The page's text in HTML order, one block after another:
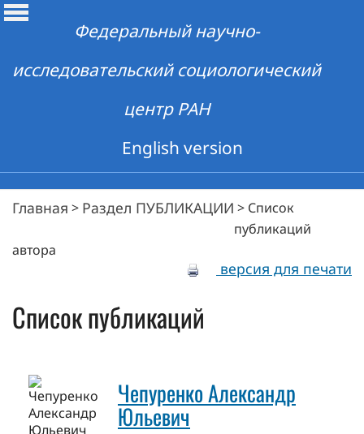
Федеральный научно-
исследовательский социологический
центр РАН
English version
Главная > Раздел ПУБЛИКАЦИИ > Список
публикаций
автора
версия для печати
Список публикаций
Чепуренко Александр
Юльевич